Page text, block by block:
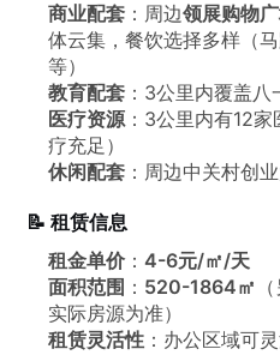
商业配套 ：周边领展购物
体云集，餐饮选择多样（
等）
教育配套 ：3公里内覆盖
医疗资源：3公里内有12家
疗充足）
休闲配套 ：周边中关村创
📝 租赁信息
租金单价：4-6元/㎡/天
面积范围 ： 520-1864㎡
实际房源为准）
租赁灵活性 ：办公区域可